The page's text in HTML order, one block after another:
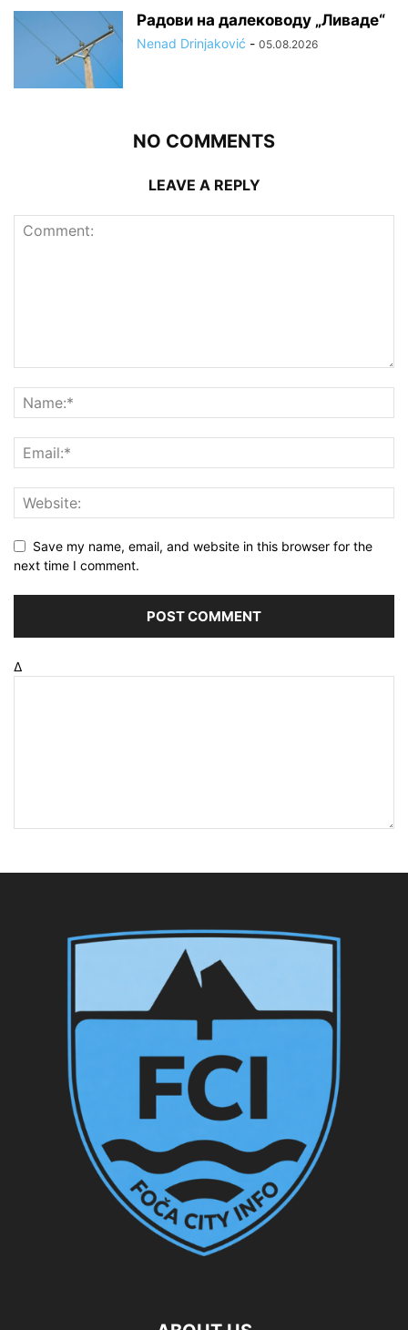
Радови на далеководу „Ливаде“
Nenad Drinjaković - 05.08.2026
NO COMMENTS
LEAVE A REPLY
Save my name, email, and website in this browser for the
next time I comment.
Δ